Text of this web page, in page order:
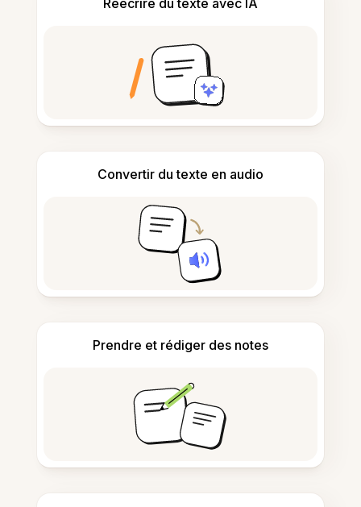
Réécrire du texte avec IA
Convertir du texte en audio
Prendre et rédiger des notes